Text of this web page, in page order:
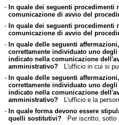
- In quale dei seguenti procedimenti
comunicazione di avvio del
- In quale dei seguenti procedimenti
comunicazione di avvio del
- In quale delle seguenti
correttamente individuato uno degli
indicato nella comunicazione
amministrativo?L'ufficio in cui si
- In quale delle seguenti
correttamente individuato uno degli
indicato nella comunicazione
amministrativo?L'ufficio e la
- In quale forma devono essere
quelli sostitutivi?Per iscritto, sotto